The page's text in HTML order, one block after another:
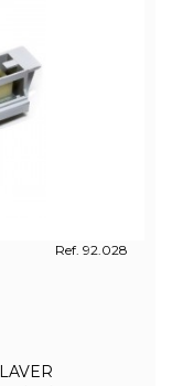
Ref. 92.028